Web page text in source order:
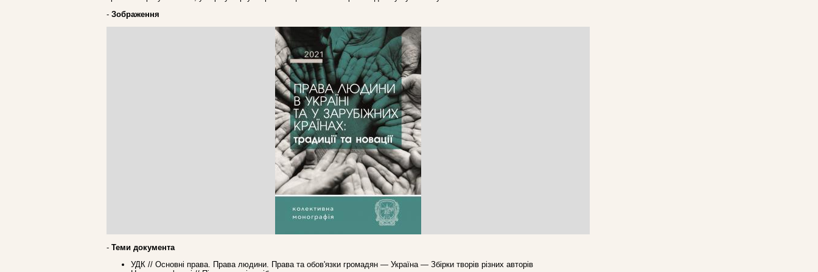
- Зображення
- Теми документа
УДК // Основні права. Права людини. Права та обов'язки громадян — Україна — Збірки творів різних авторів